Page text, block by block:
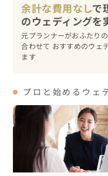
💍アフターパーティー
アフターパーティー
風フレンチレストラ
まれる場面もありまし
また、余興として子供
奏された新婦様♪
幼少期にお母様に買
鳴り響き、お母様も
余計な費用なしで
元プランナーがおふたり
合わせて おすすめのウェ
ます
プロと始めるウェ